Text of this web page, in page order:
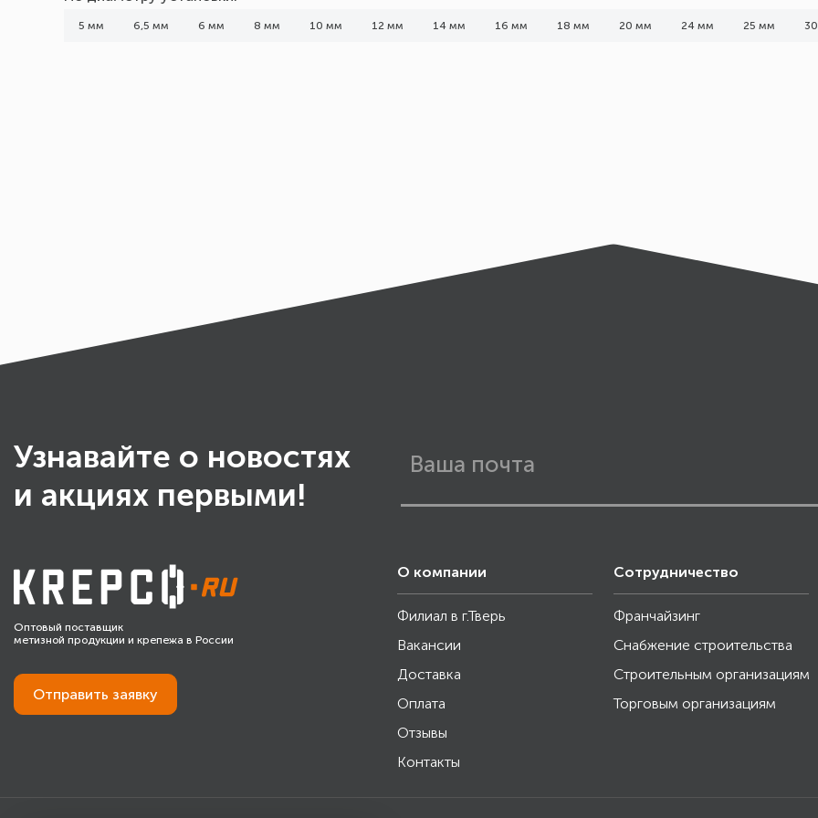
5 мм 6,5 мм 6 мм 8 мм 10 мм 12 мм 14 мм 16 мм 18 мм 20 мм 24 мм 25 мм
Узнавайте о новостях
и акциях первыми!
Оптовый поставщик
метизной продукции и крепежа в России
Отправить заявку
О компании
Филиал в г.Тверь
Вакансии
Доставка
Оплата
Отзывы
Контакты
Сотрудничество
Франчайзинг
Снабжение строительства
Строительным организациям
Торговым организациям